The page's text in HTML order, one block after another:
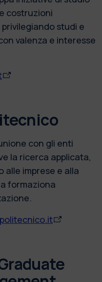
costruzioni
studi e
valenza e interesse
con gli enti
la ricerca applicata,
imprese e alla
formaziona